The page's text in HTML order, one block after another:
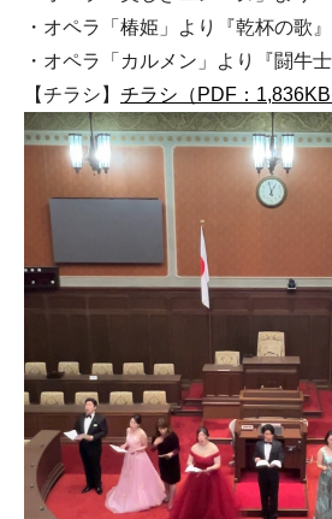
・オペラ「椿姫」より『乾杯の歌』
・オペラ「カルメン」より『闘牛
【チラシ】 チラシ（PDF：1,836KB